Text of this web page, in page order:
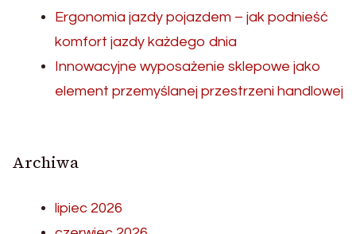
Ergonomia jazdy pojazdem – jak podnieść
komfort jazdy każdego dnia
Innowacyjne wyposażenie sklepowe jako
element przemyślanej przestrzeni handlowej
Archiwa
lipiec 2026